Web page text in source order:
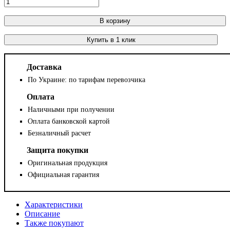
В корзину
Купить в 1 клик
Доставка
По Украине: по тарифам перевозчика
Оплата
Наличными при получении
Оплата банковской картой
Безналичный расчет
Защита покупки
Оригинальная продукция
Официальная гарантия
Характеристики
Описание
Также покупают